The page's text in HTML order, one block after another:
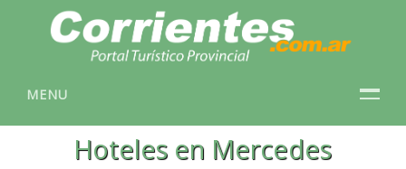
MENU
Hoteles en Mercedes